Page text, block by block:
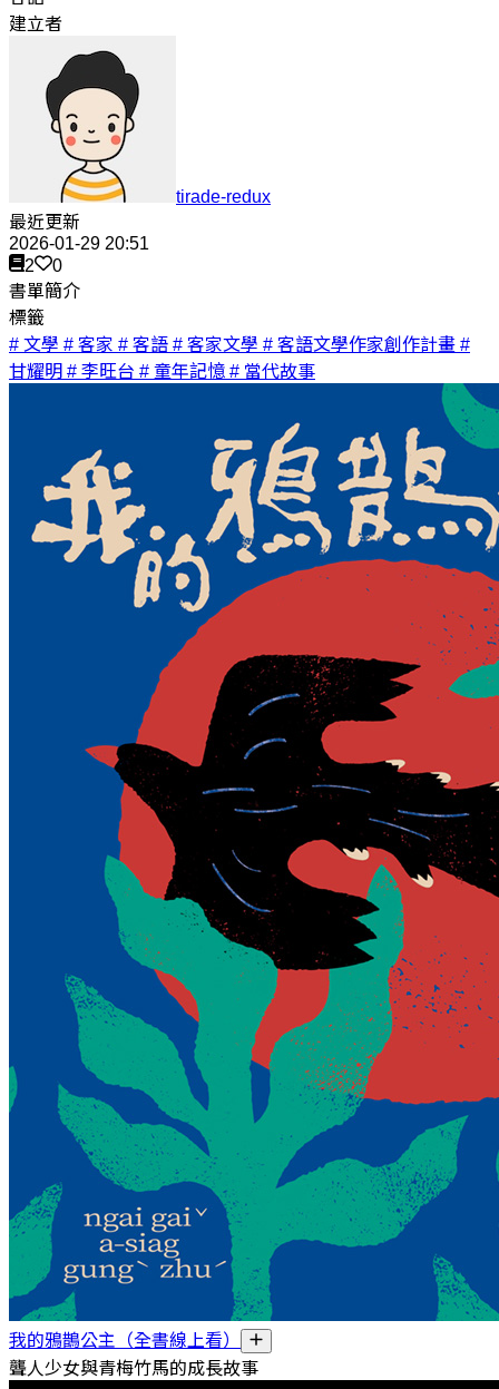
建立者
tirade-redux
最近更新
2026-01-29 20:51
2
0
書單簡介
標籤
# 文學 # 客家 # 客語 # 客家文學 # 客語文學作家創作計畫 #
甘耀明 # 李旺台 # 童年記憶 # 當代故事
我的鴉鵲公主（全書線上看）
聾人少女與青梅竹馬的成長故事